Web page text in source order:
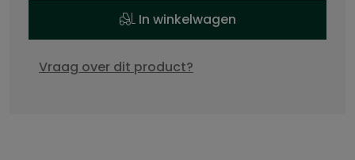
In winkelwagen
Vraag over dit product?